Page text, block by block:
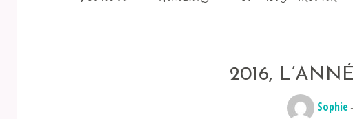
2016,
Sophie